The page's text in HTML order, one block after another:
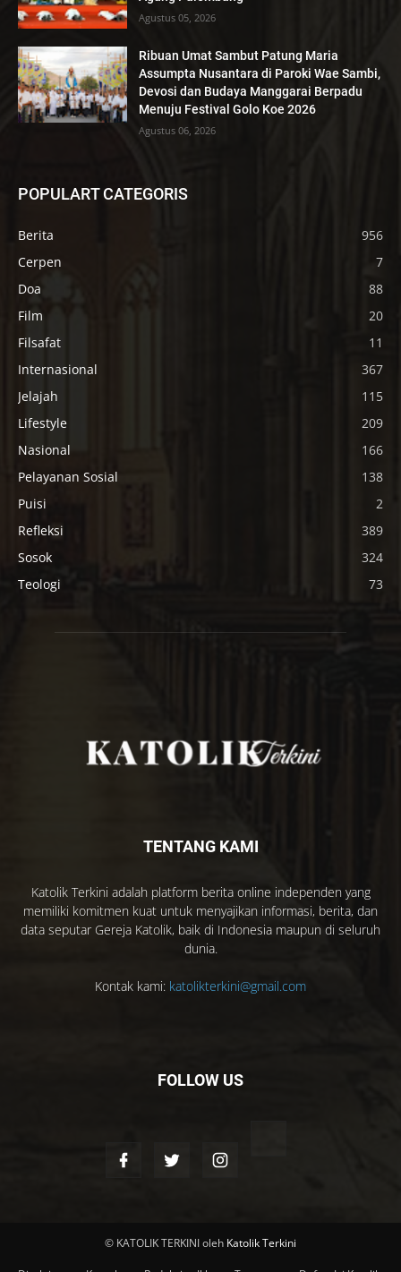
Agustus 05, 2026
Ribuan Umat Sambut Patung Maria
Assumpta Nusantara di Paroki Wae Sambi,
Devosi dan Budaya Manggarai Berpadu
Menuju Festival Golo Koe 2026
Agustus 06, 2026
POPULART CATEGORIS
Berita
956
Cerpen
7
Doa
88
Film
20
Filsafat
11
Internasional
367
Jelajah
115
Lifestyle
209
Nasional
166
Pelayanan Sosial
138
Puisi
2
Refleksi
389
Sosok
324
Teologi
73
TENTANG KAMI
Katolik Terkini adalah platform berita online independen yang
memiliki komitmen kuat untuk menyajikan informasi, berita, dan
data seputar Gereja Katolik, baik di Indonesia maupun di seluruh
dunia.
Kontak kami: katolikterkini@gmail.com
FOLLOW US
© KATOLIK TERKINI oleh Katolik Terkini